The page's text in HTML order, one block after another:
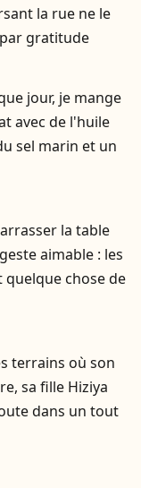
la rue ne le
gratitude
jour, je mange
avec de l'huile
sel marin et un
la table
aimable : les
quelque chose de
terrains où son
sa fille Hiziya
dans un tout